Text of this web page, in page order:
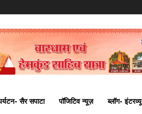
सैर सपाटा पॉजिटिव न्यूज़ ब्लॉग- इंटरव्यू